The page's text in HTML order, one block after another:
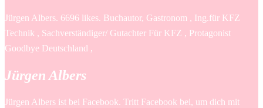
Jürgen Albers. 6696 likes. Buchautor, Gastronom , Ing.für KFZ
Technik , Sachverständiger/ Gutachter Für KFZ , Protagonist
Goodbye Deutschland ,
Jürgen Albers
Jürgen Albers ist bei Facebook. Tritt Facebook bei, um dich mit